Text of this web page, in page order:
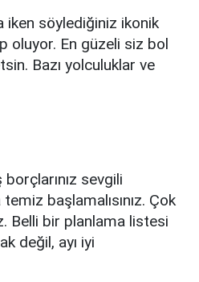
iken söylediğiniz ikonik
oluyor. En güzeli siz bol
Bazı yolculuklar ve
sevgili
başlamalısınız. Çok
Belli bir planlama listesi
değil, ayı iyi